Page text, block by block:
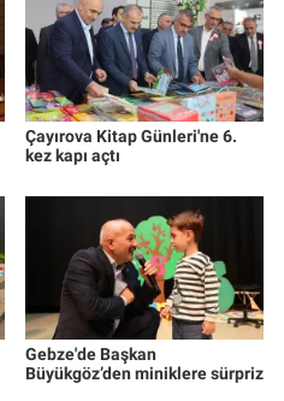
Çayırova Kitap Günleri'ne 6.
kez kapı açtı
Gebze'de Başkan
Büyükgöz’den miniklere sürpriz